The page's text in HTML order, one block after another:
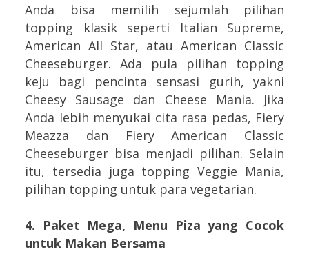
Anda bisa memilih sejumlah pilihan
topping klasik seperti Italian Supreme,
American All Star, atau American Classic
Cheeseburger. Ada pula pilihan topping
keju bagi pencinta sensasi gurih, yakni
Cheesy Sausage dan Cheese Mania. Jika
Anda lebih menyukai cita rasa pedas, Fiery
Meazza dan Fiery American Classic
Cheeseburger bisa menjadi pilihan. Selain
itu, tersedia juga topping Veggie Mania,
pilihan topping untuk para vegetarian.
4. Paket Mega, Menu Piza yang Cocok
untuk Makan Bersama